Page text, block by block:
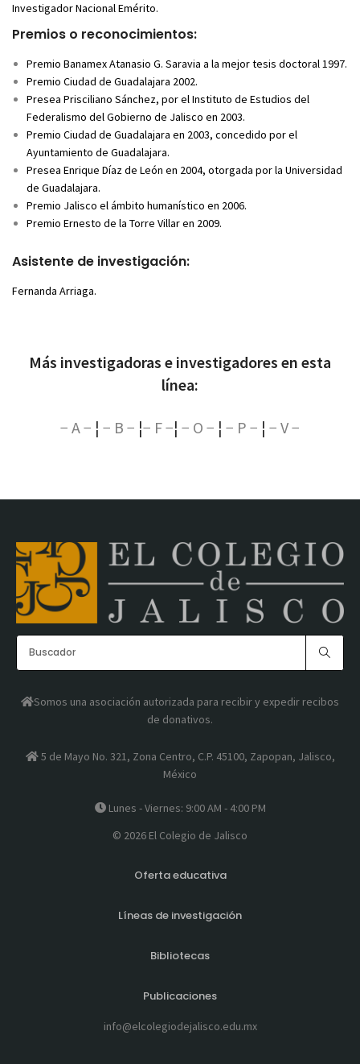
Investigador Nacional Emérito.
Premios o reconocimientos:
Premio Banamex Atanasio G. Saravia a la mejor tesis doctoral 1997.
Premio Ciudad de Guadalajara 2002.
Presea Prisciliano Sánchez, por el Instituto de Estudios del
Federalismo del Gobierno de Jalisco en 2003.
Premio Ciudad de Guadalajara en 2003, concedido por el
Ayuntamiento de Guadalajara.
Presea Enrique Díaz de León en 2004, otorgada por la Universidad
de Guadalajara.
Premio Jalisco el ámbito humanístico en 2006.
Premio Ernesto de la Torre Villar en 2009.
Asistente de investigación:
Fernanda Arriaga.
Más investigadoras e investigadores en esta
línea:
− A − ¦ − B − ¦− F −¦ − O − ¦ − P − ¦ − V −
Somos una asociación autorizada para recibir y expedir recibos
de donativos.
5 de Mayo No. 321, Zona Centro, C.P. 45100, Zapopan, Jalisco,
México
Lunes - Viernes: 9:00 AM - 4:00 PM
© 2026 El Colegio de Jalisco
Oferta educativa
Líneas de investigación
Bibliotecas
Publicaciones
info@elcolegiodejalisco.edu.mx